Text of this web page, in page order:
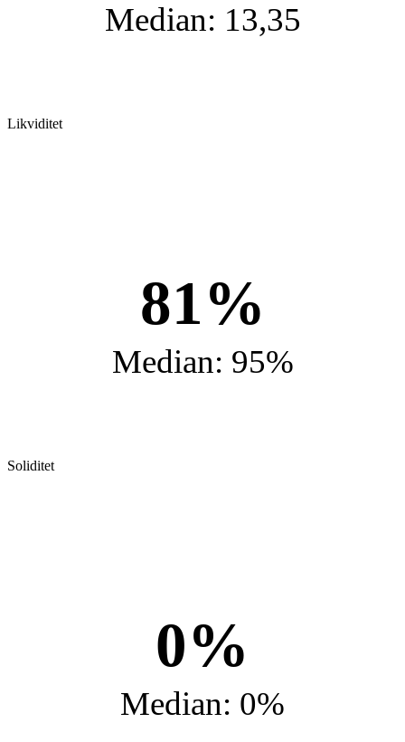
Median: 13,35
Likviditet
81%
Median: 95%
Soliditet
0%
Median: 0%